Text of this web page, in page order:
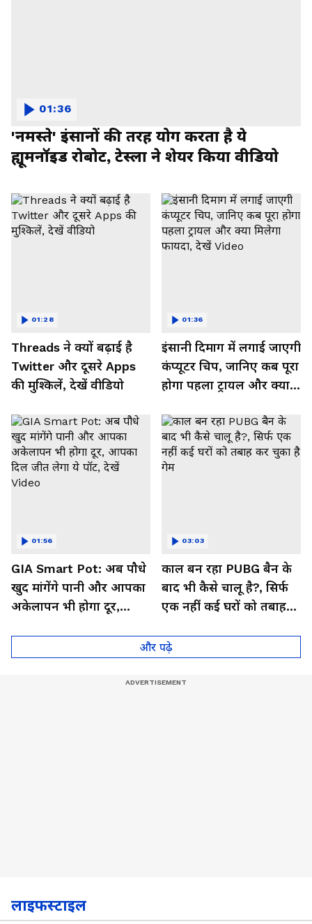
'नमस्ते' इंसानों की तरह योग करता है ये
ह्यूमनॉइड रोबोट, टेस्ला ने शेयर किया वीडियो
01:36
Threads ने क्यों बढ़ाई है
Twitter और दूसरे Apps
की मुश्किलें, देखें वीडियो
01:28
इंसानी दिमाग में लगाई जाएगी
कंप्यूटर चिप, जानिए कब पूरा
होगा पहला ट्रायल और क्या
01:36
GIA Smart Pot: अब पौधे
खुद मांगेंगे पानी और आपका
अकेलापन भी होगा दूर,
01:56
काल बन रहा PUBG बैन के
बाद भी कैसे चालू है?, सिर्फ
एक नहीं कई घरों को तबाह
03:03
और पढ़े
लाइफस्टाइल